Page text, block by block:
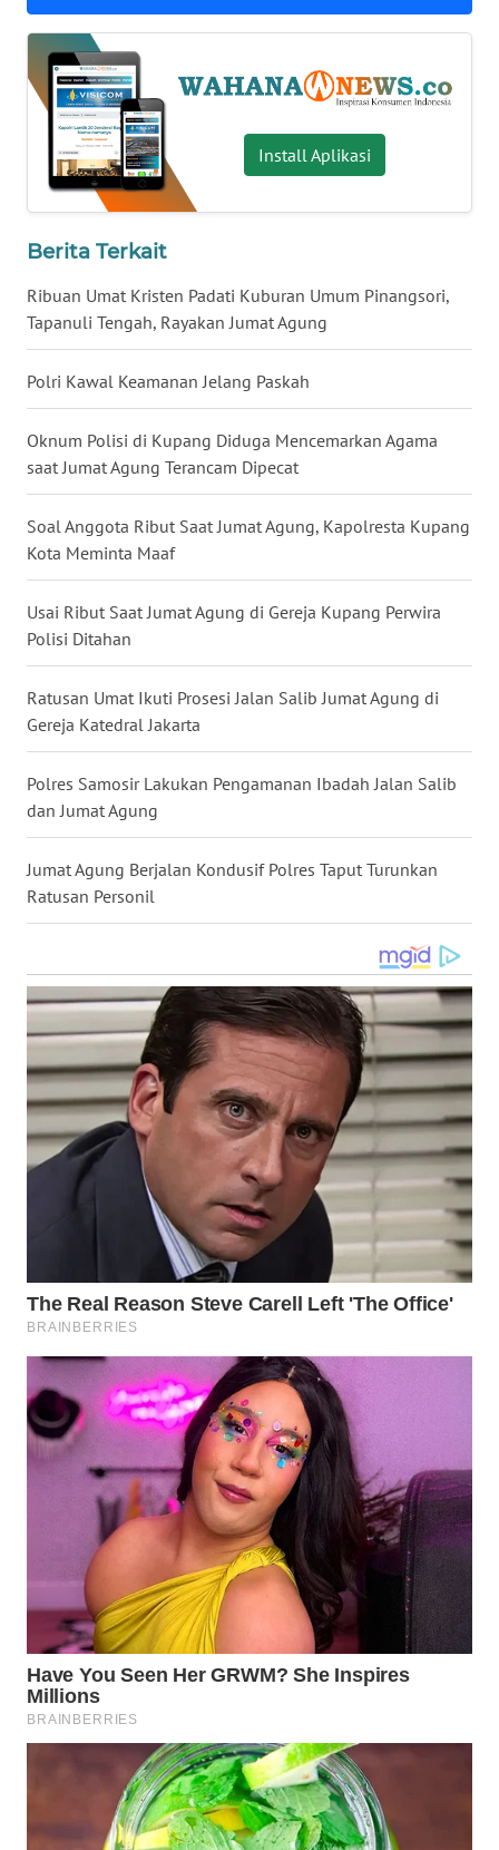
Install Aplikasi
Berita Terkait
Ribuan Umat Kristen Padati Kuburan Umum Pinangsori,
Tapanuli Tengah, Rayakan Jumat Agung
Polri Kawal Keamanan Jelang Paskah
Oknum Polisi di Kupang Diduga Mencemarkan Agama
saat Jumat Agung Terancam Dipecat
Soal Anggota Ribut Saat Jumat Agung, Kapolresta Kupang
Kota Meminta Maaf
Usai Ribut Saat Jumat Agung di Gereja Kupang Perwira
Polisi Ditahan
Ratusan Umat Ikuti Prosesi Jalan Salib Jumat Agung di
Gereja Katedral Jakarta
Polres Samosir Lakukan Pengamanan Ibadah Jalan Salib
dan Jumat Agung
Jumat Agung Berjalan Kondusif Polres Taput Turunkan
Ratusan Personil
WN
BABEL
WN
SUMBAR
WN
BENGKULU
LAMPUNG
WN
JATENG
WN
NUSANTARA
WN
JOGJA
WN
JATIM
WN
KALBAR
KALTARA
WN
KALSEL
WN
SULSEL
WN
GORONTALO
WN
SULUT
MALUKU
MALUT
WN
DAIRI